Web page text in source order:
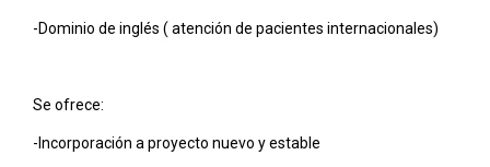
-Dominio de inglés ( atención de pacientes internacionales)
Se ofrece:
-Incorporación a proyecto nuevo y estable